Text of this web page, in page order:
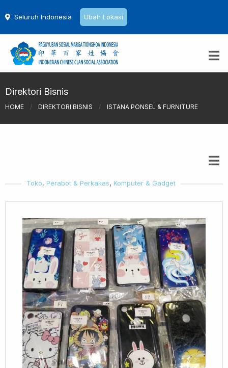
Seluruh Indonesia Ubah Lokasi
Direktori Bisnis
HOME / DIREKTORI BISNIS / ISTANA PONSEL & FURNITURE
Toko, Perabot & Perkakas, Komputer & Gadget